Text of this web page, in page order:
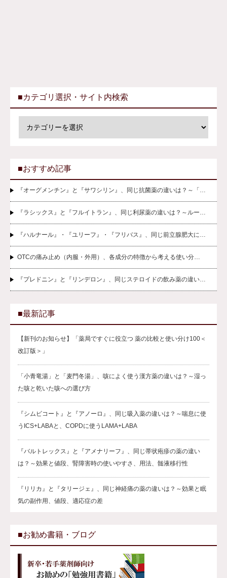
■カテゴリ選択・サイト内検索
■おすすめ記事
『オーグメンチン』と『サワシリン』、同じ抗菌薬の違いは？～「…
『ラシックス』と『フルイトラン』、同じ利尿薬の違いは？～ルー…
『ハルナール』・『ユリーフ』・『フリバス』、同じ前立腺肥大に…
OTCの痛み止め（内服・外用）、各成分の特徴から考える使い分…
『プレドニン』と『リンデロン』、同じステロイドの飲み薬の違い…
■最新記事
【新刊のお知らせ】「薬局ですぐに役立つ 薬の比較と使い分け100＜
改訂版＞」
「小青竜湯」と「麦門冬湯」、咳によく使う漢方薬の違いは？～湿っ
た咳と乾いた咳への選び方
『シムビコート』と『アノーロ』、同じ吸入薬の違いは？～喘息に使
うICS+LABAと、COPDに使うLAMA+LABA
『バルトレックス』と『アメナリーフ』、同じ帯状疱疹の薬の違い
は？～効果と値段、腎障害時の使いやすさ、用法、髄液移行性
『リリカ』と『タリージェ』、同じ神経痛の薬の違いは？～効果と眠
気の副作用、値段、適応症の差
■お勧め書籍・ブログ